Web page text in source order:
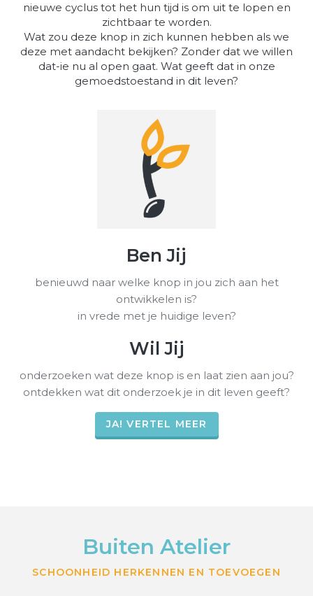
nieuwe cyclus tot het hun tijd is om uit te lopen en
zichtbaar te worden.
Wat zou deze knop in zich kunnen hebben als we
deze met aandacht bekijken? Zonder dat we willen
dat-ie nu al open gaat. Wat geeft dat in onze
gemoedstoestand in dit leven?
Ben Jij
benieuwd naar welke knop in jou zich aan het
ontwikkelen is?
in vrede met je huidige leven?
Wil Jij
onderzoeken wat deze knop is en laat zien aan jou?
ontdekken wat dit onderzoek je in dit leven geeft?
JA! VERTEL MEER
Buiten Atelier
SCHOONHEID HERKENNEN EN TOEVOEGEN